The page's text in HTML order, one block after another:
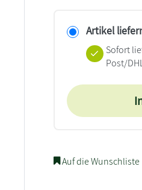
Artikel
Sofort
Post/
Auf die Wunschliste